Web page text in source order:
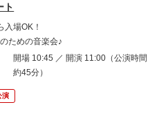
ト
入場OK！
ための音楽会♪
開場 10:45 ／ 開演 11:00（公演時間
約45分）
演